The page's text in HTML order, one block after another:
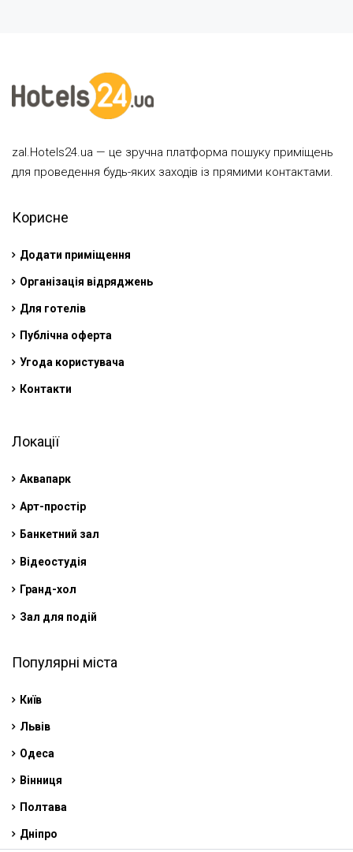
zal.Hotels24.ua — це зручна платформа пошуку приміщень
для проведення будь-яких заходів із прямими контактами.
Корисне
Додати приміщення
Організація відряджень
Для готелів
Публічна оферта
Угода користувача
Контакти
Локації
Аквапарк
Арт-простір
Банкетний зал
Відеостудія
Гранд-хол
Зал для подій
Популярні міста
Київ
Львів
Одеса
Вінниця
Полтава
Дніпро